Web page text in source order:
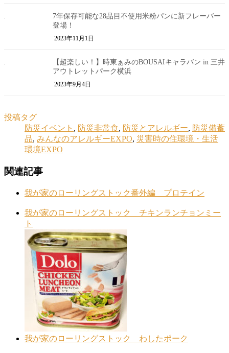
7年保存可能な28品目不使用米粉パンに新フレーバー
登場！
2023年11月1日
【超楽しい！】時東ぁみのBOUSAIキャラバン in 三井
アウトレットパーク横浜
2023年9月4日
投稿タグ
防災イベント , 防災非常食, 防災とアレルギー, 防災備蓄
品, みんなのアレルギーEXPO, 災害時の住環境・生活
環境EXPO
関連記事
我が家のローリングストック番外編 プロテイン
我が家のローリングストック チキンランチョンミー
ト
我が家のローリングストック わしたポーク